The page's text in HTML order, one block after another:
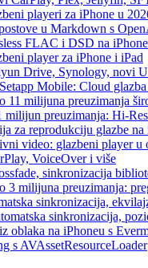
playeri za iPhone u
u Markdown s
FLAC i DSD na
player za iPhone i iPad
Drive, Synology, novi
Mobile: Cloud
11 milijuna preuzimanja
milijun preuzimanja: Hi-
za reprodukciju glazbe na
video: glazbeni player u
VoiceOver i više
sinkronizacija
3 milijuna preuzimanja:
sinkronizacija,
sinkronizacija,
oblaka na iPhoneu s
s AVAssetResourceLoader